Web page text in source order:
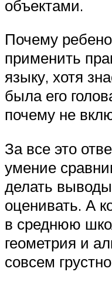
объектами.
Почему
применить
языку, хотя
была его
почему не
За все это
умение
делать
оценивать. А
в среднюю
геометрия и
совсем